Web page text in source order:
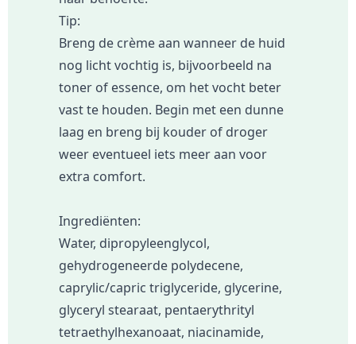
Tip:
Breng de crème aan wanneer de huid
nog licht vochtig is, bijvoorbeeld na
toner of essence, om het vocht beter
vast te houden. Begin met een dunne
laag en breng bij kouder of droger
weer eventueel iets meer aan voor
extra comfort.
Ingrediënten:
Water, dipropyleenglycol,
gehydrogeneerde polydecene,
caprylic/capric triglyceride, glycerine,
glyceryl stearaat, pentaerythrityl
tetraethylhexanoaat, niacinamide,